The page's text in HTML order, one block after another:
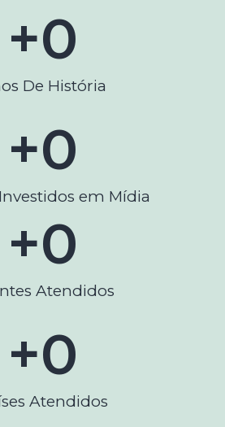
De História
+0
em Mídia
+0
Atendidos
+0
Atendidos
+0